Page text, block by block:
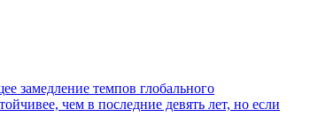
замедление темпов глобального
чем в последние девять лет, но если